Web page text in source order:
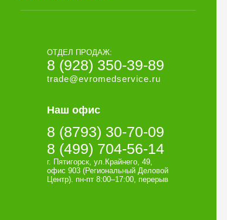
ОТДЕЛ ПРОДАЖ:
8 (928) 350-39-89
trade@evromedservice.ru
Наш офис
8 (8793) 30-70-09
8 (499) 704-56-14
г. Пятигорск, ул.Крайнего, 49,
офис 903 (Региональный Деловой
Центр). пн-пт 8:00–17:00, перерыв